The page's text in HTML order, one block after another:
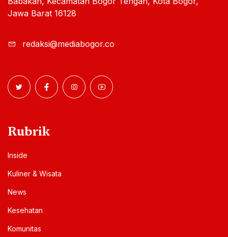
Jawa Barat 16128
redaksi@mediabogor.co
Rubrik
Inside
Kuliner & Wisata
News
Kesehatan
Komunitas